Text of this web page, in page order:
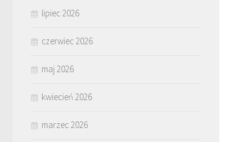
lipiec 2026
czerwiec 2026
maj 2026
kwiecień 2026
marzec 2026